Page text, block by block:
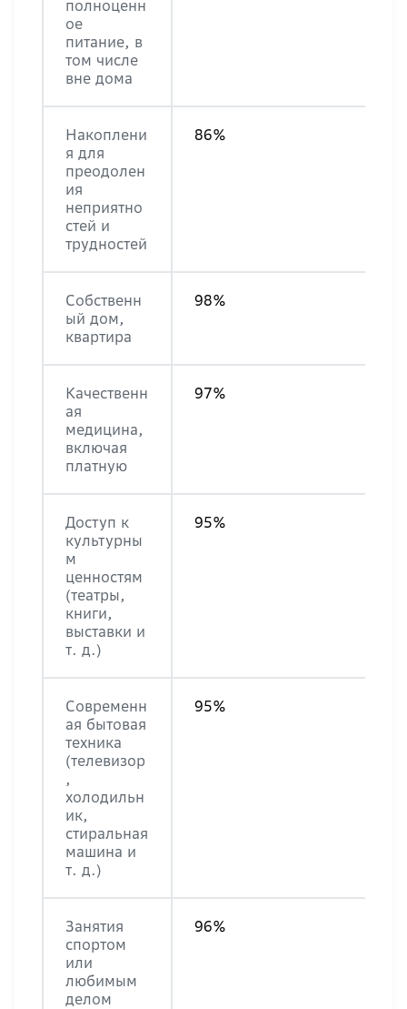
полноценн
ое
питание, в
том числе
вне дома
Накоплени
я для
преодолен
ия
неприятно
стей и
трудностей
86%
Собственн
ый дом,
квартира
98%
Качественн
ая
медицина,
включая
платную
97%
Доступ к
культурны
м
ценностям
(театры,
книги,
выставки и
т. д.)
95%
Современн
ая бытовая
техника
(телевизор
,
холодильн
ик,
стиральная
машина и
т. д.)
95%
Занятия
спортом
или
любимым
делом
96%